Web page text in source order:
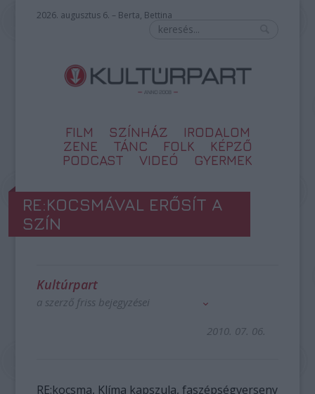
2026. augusztus 6. – Berta, Bettina
FILM SZÍNHÁZ
IRODALOM
ZENE
TÁNC FOLK
KÉPZŐ
PODCAST
VIDEÓ GYERMEK
RE:KOCSMÁVAL ERŐSÍT A
SZÍN
Kultúrpart
a szerző friss bejegyzései
2010. 07. 06.
RE:kocsma, Klíma kapszula, faszépségverseny